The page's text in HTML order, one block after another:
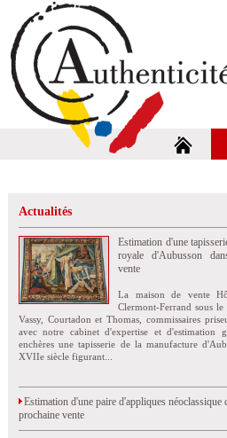
Actualités
Estimation d'une
royale d'Aubusson
vente
La maison de vente
Clermont-Ferrand sous
Vassy, Courtadon et Thomas, commissaires
avec notre cabinet d'expertise et d'estimation
enchères une tapisserie de la manufacture
XVIIe siècle figurant...
Estimation d'une paire d'appliques néoclassique
prochaine vente